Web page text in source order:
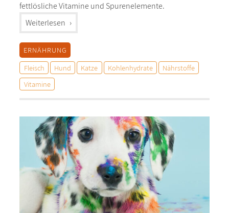
fettlösliche Vitamine und Spurenelemente.
Weiterlesen "%s"
ERNÄHRUNG
Fleisch
Hund Katze Kohlenhydrate
Nährstoffe
Vitamine